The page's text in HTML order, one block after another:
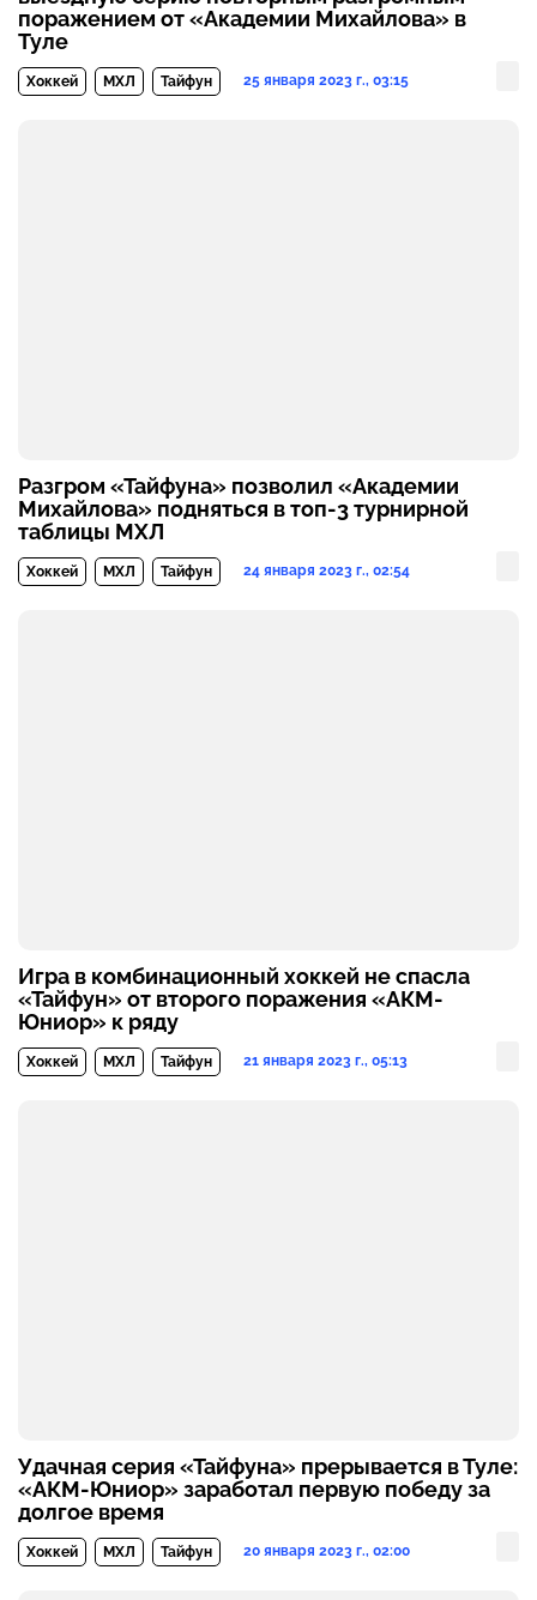
поражением от «Академии Михайлова» в
Туле
Хоккей МХЛ Тайфун 25 января 2023 г., 03:15
Разгром «Тайфуна» позволил «Академии
Михайлова» подняться в топ-3 турнирной
таблицы МХЛ
Хоккей МХЛ Тайфун 24 января 2023 г., 02:54
Игра в комбинационный хоккей не спасла
«Тайфун» от второго поражения «АКМ-
Юниор» к ряду
Хоккей МХЛ Тайфун 21 января 2023 г., 05:13
Удачная серия «Тайфуна» прерывается в Туле:
«АКМ-Юниор» заработал первую победу за
долгое время
Хоккей МХЛ Тайфун 20 января 2023 г., 02:00